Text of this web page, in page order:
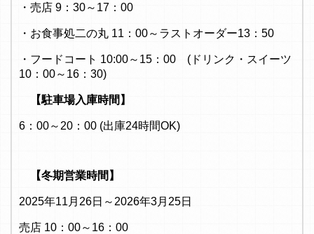
・売店 9：30～17：00
・お食事処二の丸 11：00～ラストオーダー13：50
・フードコート 10:00～15：00 (ドリンク・スイーツ
10：00～16：30)
【駐車場入庫時間】
6：00～20：00 (出庫24時間OK)
【冬期営業時間】
2025年11月26日～2026年3月25日
売店 10：00～16：00